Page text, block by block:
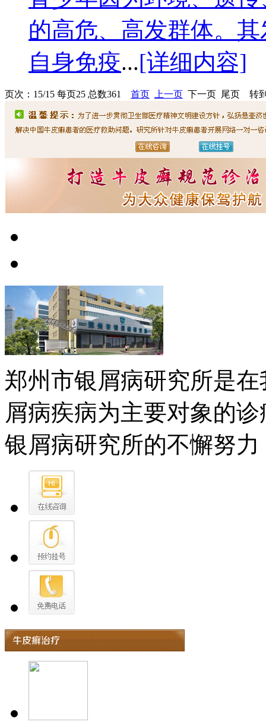
的高危、高发群体。
自身免疫...[详细内容]
页次：15/15 每页25 总数361 首页 上一页 下一页 尾页 转
郑州市银屑病研究所是
屑病疾病为主要对象的
银屑病研究所的不懈努